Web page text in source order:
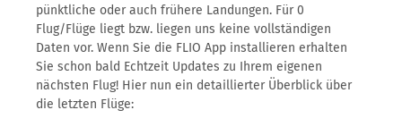
pünktliche oder auch frühere Landungen. Für 0
Flug/Flüge liegt bzw. liegen uns keine vollständigen
Daten vor. Wenn Sie die FLIO App installieren erhalten
Sie schon bald Echtzeit Updates zu Ihrem eigenen
nächsten Flug! Hier nun ein detaillierter Überblick über
die letzten Flüge: